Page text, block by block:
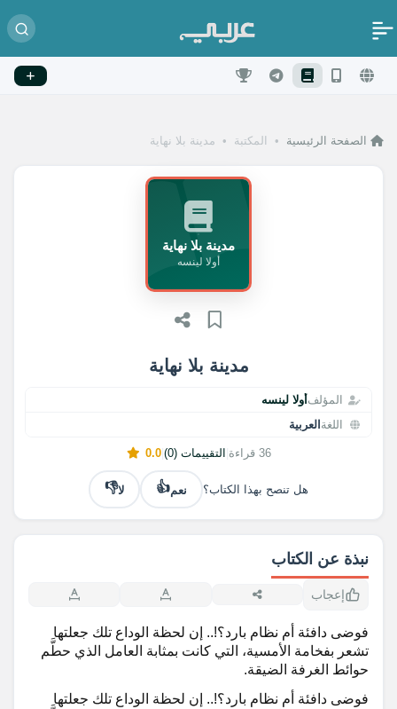
الصفحة الرئيسية • المكتبة • مدينة بلا نهاية
مدينة بلا نهاية
المؤلف أولا لينسه
اللغة العربية
36 قراءة التقييمات (0) |
0.0
هل تنصح بهذا الكتاب؟ نعم👍 لا👎
مدينة بلا نهاية
أولا لينسه
نبذة عن الكتاب
إعجاب
فوضى دافئة أم نظام بارد؟!.. إن لحظة الوداع تلك جعلتها
تشعر بفخامة الأمسية، التي كانت بمثابة العامل الذي حطَّم
حوائط الغرفة الضيقة.
فوضى دافئة أم نظام بارد؟!.. إن لحظة الوداع تلك جعلتها